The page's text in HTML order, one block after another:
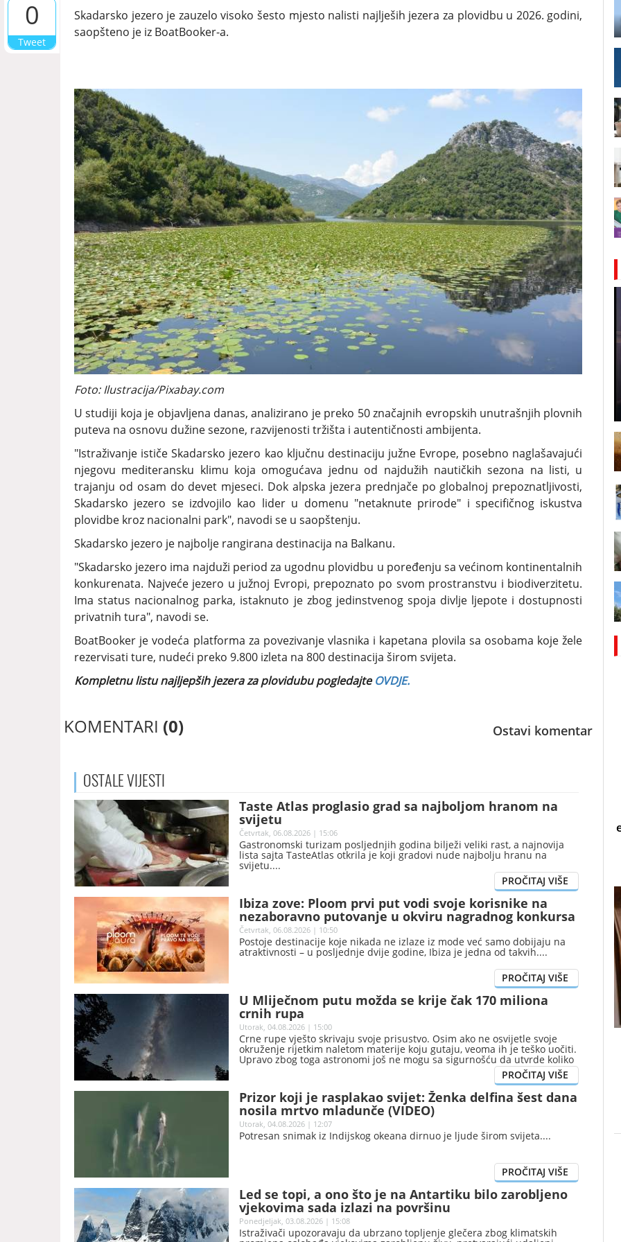
0
Tweet
Skadarsko jezero je zauzelo visoko šesto mjesto nalisti najlješih jezera za plovidbu u 2026. godini,
saopšteno je iz BoatBooker-a.
Foto: Ilustracija/Pixabay.com
U studiji koja je objavljena danas, analizirano je preko 50 značajnih evropskih unutrašnjih plovnih
puteva na osnovu dužine sezone, razvijenosti tržišta i autentičnosti ambijenta.
"Istraživanje ističe Skadarsko jezero kao ključnu destinaciju južne Evrope, posebno naglašavajući
njegovu mediteransku klimu koja omogućava jednu od najdužih nautičkih sezona na listi, u
trajanju od osam do devet mjeseci. Dok alpska jezera prednjače po globalnoj prepoznatljivosti,
Skadarsko jezero se izdvojilo kao lider u domenu "netaknute prirode" i specifičnog iskustva
plovidbe kroz nacionalni park", navodi se u saopštenju.
Skadarsko jezero je najbolje rangirana destinacija na Balkanu.
"Skadarsko jezero ima najduži period za ugodnu plovidbu u poređenju sa većinom kontinentalnih
konkurenata. Najveće jezero u južnoj Evropi, prepoznato po svom prostranstvu i biodiverzitetu.
Ima status nacionalnog parka, istaknuto je zbog jedinstvenog spoja divlje ljepote i dostupnosti
privatnih tura", navodi se.
BoatBooker je vodeća platforma za povezivanje vlasnika i kapetana plovila sa osobama koje žele
rezervisati ture, nudeći preko 9.800 izleta na 800 destinacija širom svijeta.
Kompletnu listu najljepših jezera za plovidubu pogledajteOVDJE.
KOMENTARI (0) Ostavi komentar
OSTALEVIJESTI
Taste Atlas proglasio grad sa najboljom hranom na
svijetu
Četvrtak, 06.08.2026 | 15:06
Gastronomski turizam posljednjih godina bilježi veliki rast, a najnovija
lista sajta TasteAtlas otkrila je koji gradovi nude najbolju hranu na
svijetu.
Ibiza zove: Ploom prvi put vodi svoje korisnike na
nezaboravno putovanje u okviru nagradnog konkursa
Četvrtak, 06.08.2026 | 10:50
Postoje destinacije koje nikada ne izlaze iz mode već samo dobijaju na
atraktivnosti – u posljednje dvije godine, Ibiza je jedna od takvih.
U Mliječnom putu možda se krije čak 170 miliona
crnih rupa
Utorak, 04.08.2026 | 15:00
Crne rupe vješto skrivaju svoje prisustvo. Osim ako ne osvijetle svoje
okruženje rijetkim naletom materije koju gutaju, veoma ih je teško uočiti.
Upravo zbog toga astronomi još ne mogu sa sigurnošću da utvrde koliko
se nevidljivih crnih rupa zvjezdane mase nalazi u našoj galaksiji.
Prizor koji je rasplakao svijet: Ženka delfina šest dana
nosila mrtvo mladunče (VIDEO)
Utorak, 04.08.2026 | 12:07
Potresan snimak iz Indijskog okeana dirnuo je ljude širom svijeta.
Led se topi, a ono što je na Antartiku bilo zarobljeno
vjekovima sada izlazi na površinu
Ponedjeljak, 03.08.2026 | 15:08
Istraživači upozoravaju da ubrzano topljenje glečera zbog klimatskih